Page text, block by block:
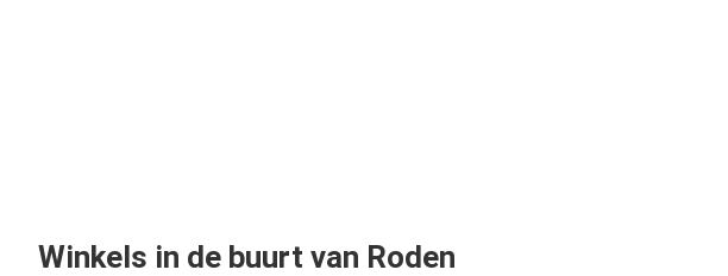
Winkels in de buurt van Roden